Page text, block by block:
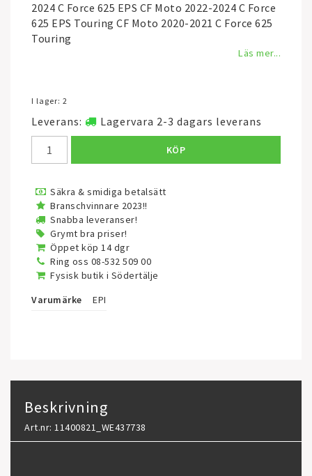
2024 C Force 625 EPS CF Moto 2022-2024 C Force
625 EPS Touring CF Moto 2020-2021 C Force 625
Touring
Läs mer...
I lager: 2
Leverans: Lagervara 2-3 dagars leverans
KÖP
Säkra & smidiga betalsätt
Branschvinnare 2023!!
Snabba leveranser!
Grymt bra priser!
Öppet köp 14 dgr
Ring oss 08-532 509 00
Fysisk butik i Södertälje
Varumärke
EPI
Beskrivning
Art.nr: 11400821_WE437738